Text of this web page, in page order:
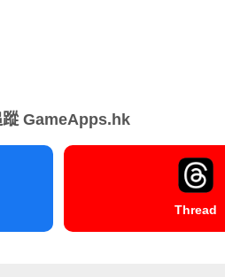
蹤 GameApps.hk
Thread